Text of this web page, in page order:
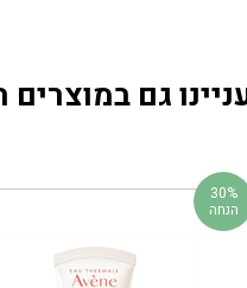
גם במוצרים
30%
הנחה